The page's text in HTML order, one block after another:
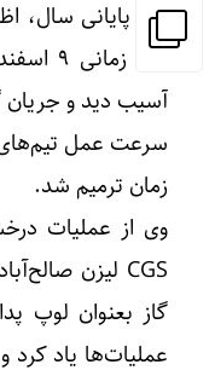
ایام پایانی
سرعت عمل
زمان ترمیم شد.
وی از عملیات
گاز بعنوان لوپ
عملیات‌ها یاد